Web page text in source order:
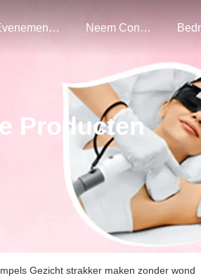
Evenementen Neem Contact Met Ons Op
Producten
Gezicht strakker maken zonder wond